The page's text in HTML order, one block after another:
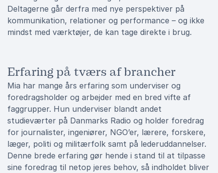
Deltagerne går derfra med nye perspektiver på
kommunikation, relationer og performance – og ikke
mindst med værktøjer, de kan tage direkte i brug.
Erfaring på tværs af brancher
Mia har mange års erfaring som underviser og
foredragsholder og arbejder med en bred vifte af
faggrupper. Hun underviser blandt andet
studieværter på Danmarks Radio og holder foredrag
for journalister, ingeniører, NGO’er, lærere, forskere,
læger, politi og militærfolk samt på lederuddannelser.
Denne brede erfaring gør hende i stand til at tilpasse
sine foredrag til netop jeres behov, så indholdet bliver